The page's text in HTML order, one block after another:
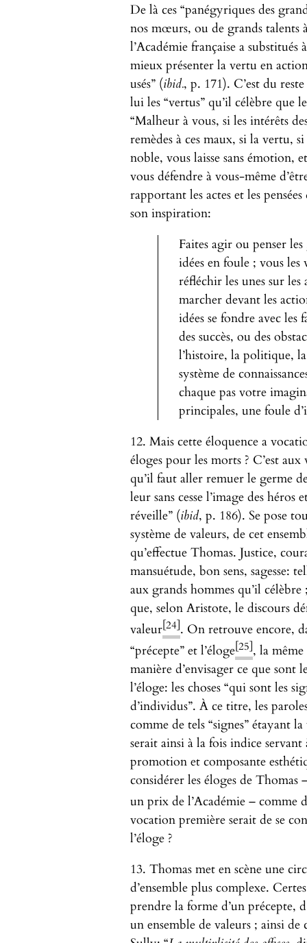
De là ces “panégyriques des
nos mœurs, ou de grands talents
l’Académie française a substitués
mieux présenter la vertu en
usés” (ibid., p. 171). C’est du
lui les “vertus” qu’il célèbre que
“Malheur à vous, si les intérêts
remèdes à ces maux, si la vertu,
noble, vous laisse sans émotion,
vous défendre à vous-même
rapportant les actes et les
son inspiration:
Faites agir ou penser
idées en foule ; vous les
réfléchir les unes sur
marcher devant les
idées se fondre avec les
des succès, ou des
l’histoire, la politique,
système de
chaque pas votre
principales, une foule
12. Mais cette éloquence a
éloges pour les morts ? C’est
qu’il faut aller remuer le germe
leur sans cesse l’image des
réveille” (ibid, p. 186). Se pose
système de valeurs, de cet
qu’effectue Thomas. Justice,
mansuétude, bon sens, sagesse:
aux grands hommes qu’il célèbre
que, selon Aristote, le discours
valeur[24]. On retrouve encore,
“précepte” et l’éloge[25], la
manière d’envisager ce que sont
l’éloge: les choses “qui sont les
d’individus”. À ce titre, les
comme de tels “signes” étayant
serait ainsi à la fois indice
promotion et composante
considérer les éloges de
un prix de l’Académie – comme
vocation première serait de se
l’éloge ?
13. Thomas met en scène une
d’ensemble plus complexe.
prendre la forme d’un précepte,
un ensemble de valeurs ; ainsi